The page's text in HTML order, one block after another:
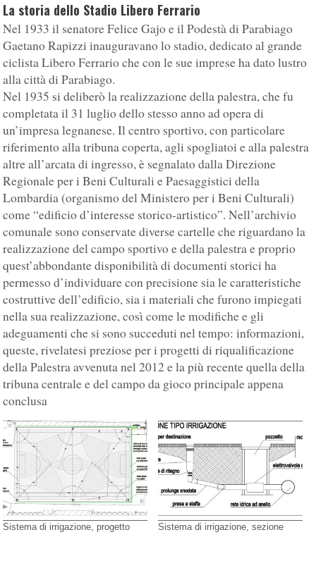
La storia dello Stadio Libero Ferrario
Nel 1933 il senatore Felice Gajo e il Podestà di Parabiago
Gaetano Rapizzi inauguravano lo stadio, dedicato al grande
ciclista Libero Ferrario che con le sue imprese ha dato lustro
alla città di Parabiago.
Nel 1935 si deliberò la realizzazione della palestra, che fu
completata il 31 luglio dello stesso anno ad opera di
un’impresa legnanese. Il centro sportivo, con particolare
riferimento alla tribuna coperta, agli spogliatoi e alla palestra
altre all’arcata di ingresso, è segnalato dalla Direzione
Regionale per i Beni Culturali e Paesaggistici della
Lombardia (organismo del Ministero per i Beni Culturali)
come “edificio d’interesse storico-artistico”. Nell’archivio
comunale sono conservate diverse cartelle che riguardano la
realizzazione del campo sportivo e della palestra e proprio
quest’abbondante disponibilità di documenti storici ha
permesso d’individuare con precisione sia le caratteristiche
costruttive dell’edificio, sia i materiali che furono impiegati
nella sua realizzazione, così come le modifiche e gli
adeguamenti che si sono succeduti nel tempo: informazioni,
queste, rivelatesi preziose per i progetti di riqualificazione
della Palestra avvenuta nel 2012 e la più recente quella della
tribuna centrale e del campo da gioco principale appena
conclusa
Sistema di irrigazione, progetto Sistema di irrigazione, sezione